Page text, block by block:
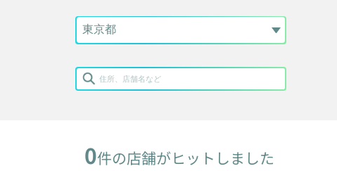
0件の店舗がヒットしました